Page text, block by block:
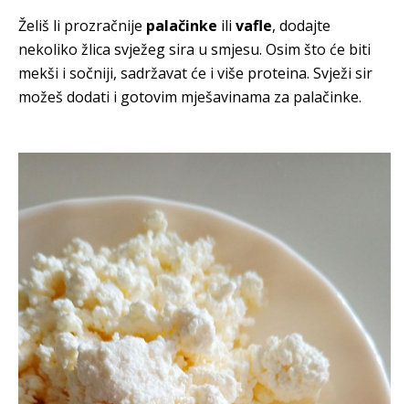
Želiš li prozračnije palačinke ili vafle, dodajte
nekoliko žlica svježeg sira u smjesu. Osim što će biti
mekši i sočniji, sadržavat će i više proteina. Svježi sir
možeš dodati i gotovim mješavinama za palačinke.